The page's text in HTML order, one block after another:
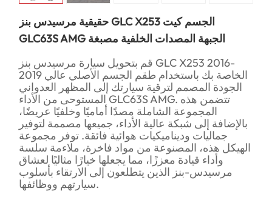
حقيقية مرسيدس بنز GLC X253 الجسم كيت
GLC63S AMG الجبهة المصدات الخلفية مصبغة
قم بتحويل سيارة مرسيدس بنز GLC X253 2016-
2019 الخاصة بك باستخدام طقم الجسم الأصلي عالي
الجودة المصمم لترقية سيارتك إلى المظهر العدواني
المستوحى من الأداء GLC63S AMG. تتضمن هذه
المجموعة الشاملة مصدًا أماميًا وخلفيًا عريضًا،
بالإضافة إلى شبكة عالية الأداء، جميعها مصممة لتوفير
جماليات وديناميكيات هوائية فائقة. توفر مجموعة
الهيكل هذه، المصنوعة من مواد فاخرة، ملاءمة سلسة
وأداء قيادة معززًا، مما يجعلها خيارًا مثاليًا لعشاق
مرسيدس-بنز الذين يتطلعون إلى الارتقاء بأسلوب
سيارتهم ووظائفها.